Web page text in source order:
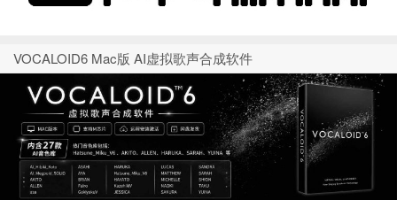
VOCALOID6 Mac版 AI虚拟歌声合成软件